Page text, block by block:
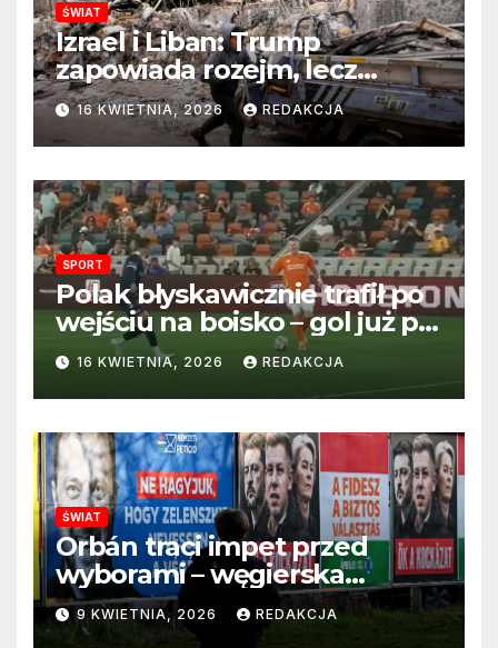
ŚWIAT
Izrael i Liban: Trump
zapowiada rozejm, lecz
perspektywa zakończenia
wojny wciąż odległa
16 KWIETNIA, 2026 REDAKCJA
SPORT
Polak błyskawicznie trafił po
wejściu na boisko – gol już po
22 sekundach!
16 KWIETNIA, 2026 REDAKCJA
ŚWIAT
Orbán traci impet przed
wyborami – węgierska
propaganda przestaje
przekonywać
9 KWIETNIA, 2026 REDAKCJA